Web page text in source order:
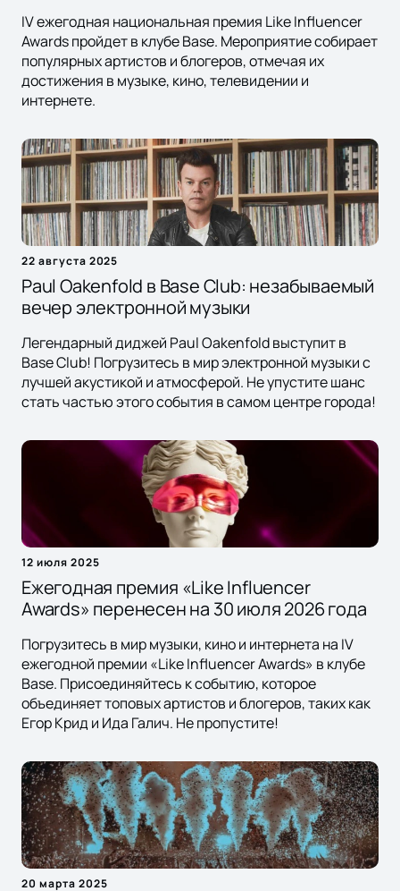
IV ежегодная национальная премия Like Influencer
Awards пройдет в клубе Base. Мероприятие собирает
популярных артистов и блогеров, отмечая их
достижения в музыке, кино, телевидении и
интернете.
22 августа 2025
Paul Oakenfold в Base Club: незабываемый
вечер электронной музыки
Легендарный диджей Paul Oakenfold выступит в
Base Club! Погрузитесь в мир электронной музыки с
лучшей акустикой и атмосферой. Не упустите шанс
стать частью этого события в самом центре города!
12 июля 2025
Ежегодная премия «Like Influencer
Awards» перенесен на 30 июля 2026 года
Погрузитесь в мир музыки, кино и интернета на IV
ежегодной премии «Like Influencer Awards» в клубе
Base. Присоединяйтесь к событию, которое
объединяет топовых артистов и блогеров, таких как
Егор Крид и Ида Галич. Не пропустите!
20 марта 2025